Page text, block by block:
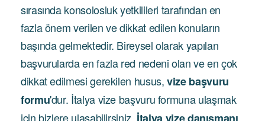
sırasında konsolosluk yetkilileri tarafından en
fazla önem verilen ve dikkat edilen konuların
başında gelmektedir. Bireysel olarak yapılan
başvurularda en fazla red nedeni olan ve en çok
dikkat edilmesi gerekilen husus,vize başvuru
formu'dur. İtalya vize başvuru formuna ulaşmak
için bizlere ulaşabilirsiniz.